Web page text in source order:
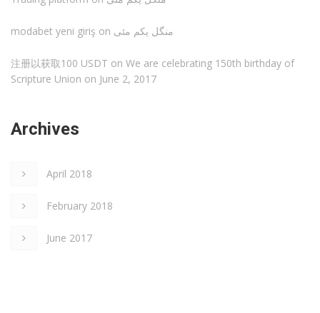
modabet yeni giriş on منگل یکم مئی
注册以获取100 USDT on We are celebrating 150th birthday of
Scripture Union on June 2, 2017
Archives
April 2018
February 2018
June 2017